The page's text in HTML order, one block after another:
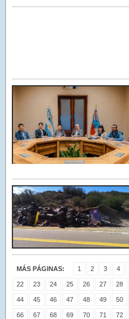
MÁS PÁGINAS: 1 2 3 4
22 23 24 25 26 27 28
44 45 46 47 48 49 50
66 67 68 69 70 71 72